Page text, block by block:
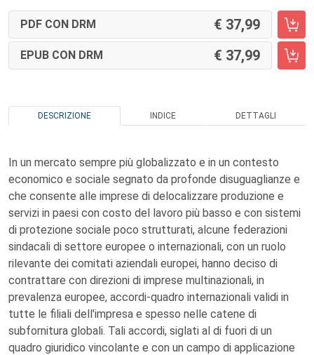
PDF CON DRM 37,99
EPUB CON DRM 37,99
DESCRIZIONE INDICE DETTAGLI
In un mercato sempre più globalizzato e in un contesto
economico e sociale segnato da profonde disuguaglianze e
che consente alle imprese di delocalizzare produzione e
servizi in paesi con costo del lavoro più basso e con sistemi
di protezione sociale poco strutturati, alcune federazioni
sindacali di settore europee o internazionali, con un ruolo
rilevante dei comitati aziendali europei, hanno deciso di
contrattare con direzioni di imprese multinazionali, in
prevalenza europee, accordi-quadro internazionali validi in
tutte le filiali dell'impresa e spesso nelle catene di
subfornitura globali. Tali accordi, siglati al di fuori di un
quadro giuridico vincolante e con un campo di applicazione